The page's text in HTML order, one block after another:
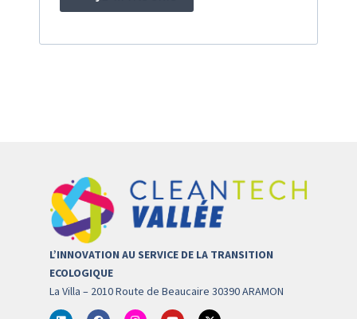
L’INNOVATION AU SERVICE DE LA TRANSITION
ECOLOGIQUE
La Villa – 2010 Route de Beaucaire 30390 ARAMON